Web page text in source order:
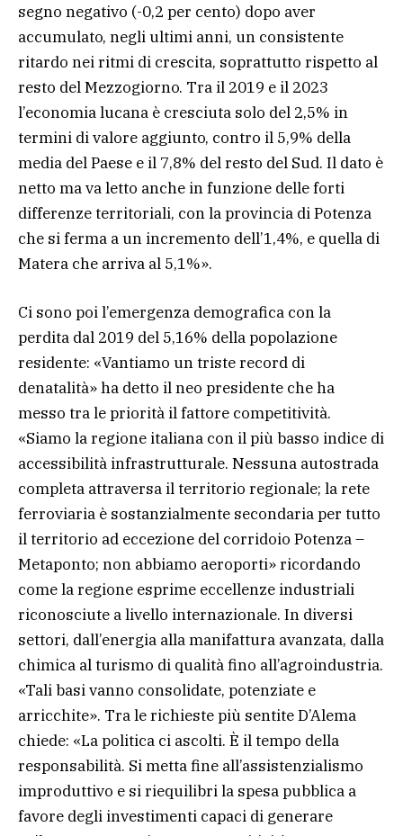
segno negativo (-0,2 per cento) dopo aver
accumulato, negli ultimi anni, un consistente
ritardo nei ritmi di crescita, soprattutto rispetto al
resto del Mezzogiorno. Tra il 2019 e il 2023
l’economia lucana è cresciuta solo del 2,5% in
termini di valore aggiunto, contro il 5,9% della
media del Paese e il 7,8% del resto del Sud. Il dato è
netto ma va letto anche in funzione delle forti
differenze territoriali, con la provincia di Potenza
che si ferma a un incremento dell’1,4%, e quella di
Matera che arriva al 5,1%».
Ci sono poi l’emergenza demografica con la
perdita dal 2019 del 5,16% della popolazione
residente: «Vantiamo un triste record di
denatalità» ha detto il neo presidente che ha
messo tra le priorità il fattore competitività.
«Siamo la regione italiana con il più basso indice di
accessibilità infrastrutturale. Nessuna autostrada
completa attraversa il territorio regionale; la rete
ferroviaria è sostanzialmente secondaria per tutto
il territorio ad eccezione del corridoio Potenza –
Metaponto; non abbiamo aeroporti» ricordando
come la regione esprime eccellenze industriali
riconosciute a livello internazionale. In diversi
settori, dall’energia alla manifattura avanzata, dalla
chimica al turismo di qualità fino all’agroindustria.
«Tali basi vanno consolidate, potenziate e
arricchite». Tra le richieste più sentite D’Alema
chiede: «La politica ci ascolti. È il tempo della
responsabilità. Si metta fine all’assistenzialismo
improduttivo e si riequilibri la spesa pubblica a
favore degli investimenti capaci di generare